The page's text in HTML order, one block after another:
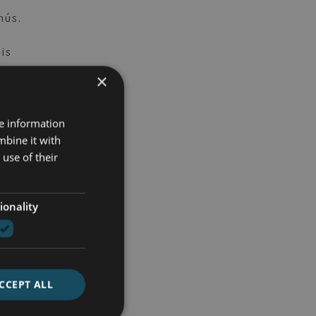
×
information
it with
of their
ALL